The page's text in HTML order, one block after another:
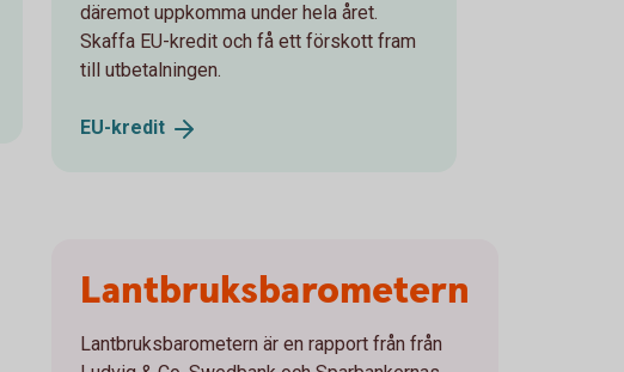
däremot uppkomma under hela året.
Skaffa EU-kredit och få ett förskott fram
till utbetalningen.
EU-kredit
Lantbruksbarometern
Lantbruksbarometern är en rapport från från